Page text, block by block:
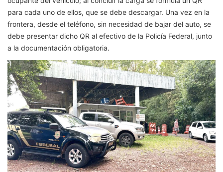
para cada uno de ellos, que se debe descargar. Una vez en la
frontera, desde el teléfono, sin necesidad de bajar del auto, se
debe presentar dicho QR al efectivo de la Policía Federal, junto
a la documentación obligatoria.